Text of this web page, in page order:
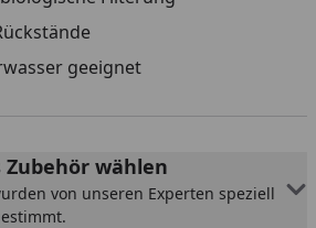
geeignet
Zubehör wählen
von unseren Experten speziell